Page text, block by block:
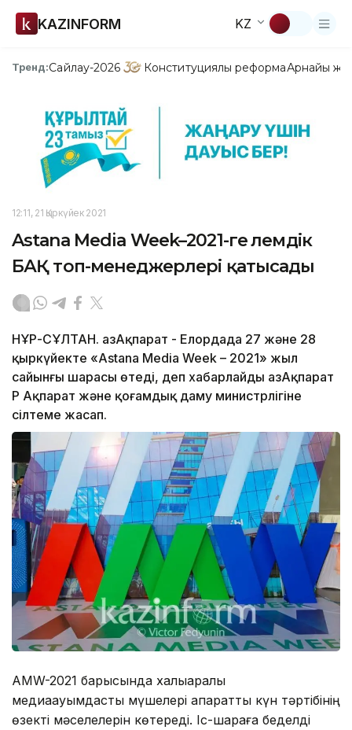
KAZINFORM KZ
Тренд:Сайлау-2026 Конституциялық реформаАрнайы
12:11, 21 Қыркүйек 2021
Astana Media Week–2021-ге әлемдік
БАҚ топ-менеджерлері қатысады
НҰР-СҰЛТАН. ҚазАқпарат - Елордада 27 және 28
қыркүйекте «Astana Media Week – 2021» жыл
сайынғы шарасы өтеді, деп хабарлайды ҚазАқпарат
ҚР Ақпарат және қоғамдық даму министрлігіне
сілтеме жасап.
AMW-2021 барысында халықаралық
медиақауымдастық мүшелері ақпараттық күн тәртібінің
өзекті мәселелерін көтереді. Іс-шараға беделді